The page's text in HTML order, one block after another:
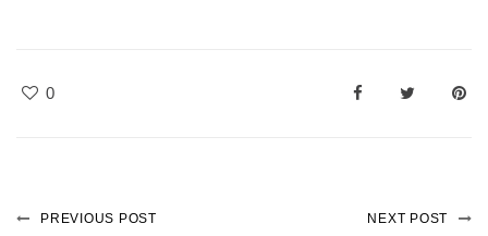
0
PREVIOUS POST NEXT POST